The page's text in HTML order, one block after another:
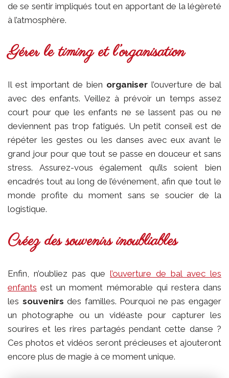
de se sentir impliqués tout en apportant de la légèreté
à l’atmosphère.
Gérer le timing et l’organisation
Il est important de bien organiserl’ouverture de bal
avec des enfants. Veillez à prévoir un temps assez
court pour que les enfants ne se lassent pas ou ne
deviennent pas trop fatigués. Un petit conseil est de
répéter les gestes ou les danses avec eux avant le
grand jour pour que tout se passe en douceur et sans
stress. Assurez-vous également qu’ils soient bien
encadrés tout au long de l’événement, afin que tout le
monde profite du moment sans se soucier de la
logistique.
Créez des souvenirs inoubliables
Enfin, n’oubliez pas que l’ouverture de bal avec les
enfants est un moment mémorable qui restera dans
les souvenirs des familles. Pourquoi ne pas engager
un photographe ou un vidéaste pour capturer les
sourires et les rires partagés pendant cette danse ?
Ces photos et vidéos seront précieuses et ajouteront
encore plus de magie à ce moment unique.